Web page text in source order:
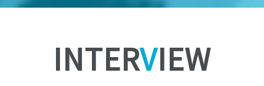
INTERVIEW